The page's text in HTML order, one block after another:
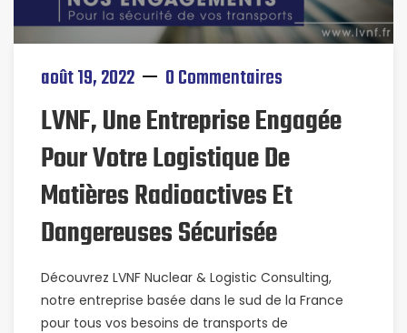
août 19, 2022 0 Commentaires
LVNF, Une Entreprise Engagée
Pour Votre Logistique De
Matières Radioactives Et
Dangereuses Sécurisée
Découvrez LVNF Nuclear & Logistic Consulting,
notre entreprise basée dans le sud de la France
pour tous vos besoins de transports de